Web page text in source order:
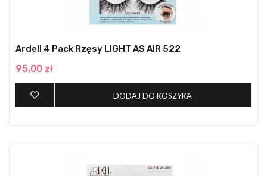
Ardell 4 Pack Rzęsy LIGHT AS AIR 522
95,00 zł
DODAJ DO KOSZYKA